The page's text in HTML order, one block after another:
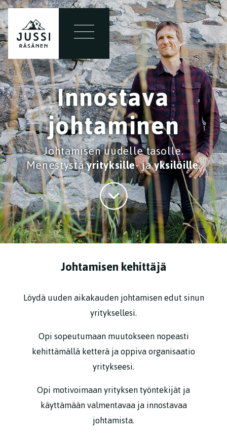
Innostava
johtaminen
Johtamisen uudelle tasolle.
Menestystäyrityksille- jayksilöille.
Johtamisen kehittäjä
Löydä uuden aikakauden johtamisen edut sinun
yrityksellesi.
Opi sopeutumaan muutokseen nopeasti
kehittämällä ketterä ja oppiva organisaatio
yritykseesi.
Opi motivoimaan yrityksen työntekijät ja
käyttämään valmentavaa ja innostavaa
johtamista.